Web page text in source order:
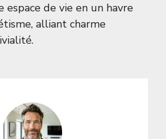
de vie en un havre
alliant charme